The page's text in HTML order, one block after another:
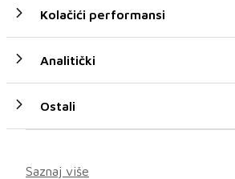
Kolačići performansi
Analitički
Ostali
Saznaj više